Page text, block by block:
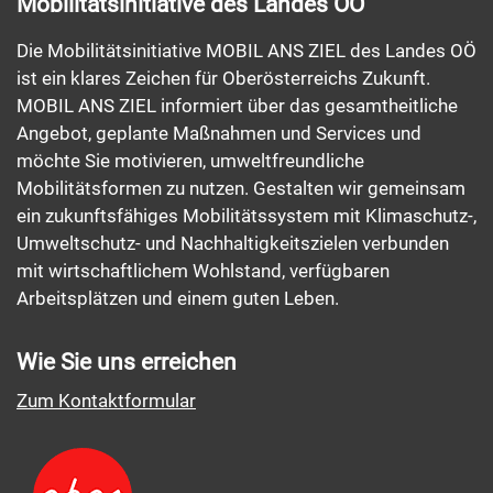
Die Mobilitätsinitiative MOBIL ANS ZIEL des Landes OÖ
ist ein klares Zeichen für Oberösterreichs Zukunft.
MOBIL ANS ZIEL informiert über das gesamtheitliche
Angebot, geplante Maßnahmen und Services und
möchte Sie motivieren, umweltfreundliche
Mobilitätsformen zu nutzen. Gestalten wir gemeinsam
ein zukunftsfähiges Mobilitätssystem mit Klimaschutz-,
Umweltschutz- und Nachhaltigkeitszielen verbunden
mit wirtschaftlichem Wohlstand, verfügbaren
Arbeitsplätzen und einem guten Leben.
Wie Sie uns erreichen
Zum Kontaktformular